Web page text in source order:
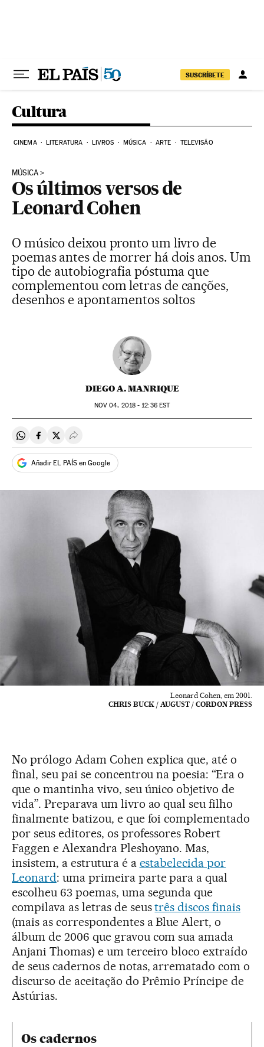
SUSCRÍBETE
Cultura
CINEMA LITERATURA LIVROS MÚSICA ARTE TELEVISÃO
MÚSICA
Os últimos versos de
Leonard Cohen
O músico deixou pronto um livro de
poemas antes de morrer há dois anos. Um
tipo de autobiografia póstuma que
complementou com letras de canções,
desenhos e apontamentos soltos
DIEGO A. MANRIQUE
NOV 04, 2018 - 12:36EST
Compartir en Whatsapp
Compartir en Facebook
Compartir en Twitter
Desplegar Redes Sociales
Añadir EL PAÍS en Google
Leonard Cohen, em 2001.
CHRIS BUCK / AUGUST / CORDON PRESS
No prólogo Adam Cohen explica que, até o
final, seu pai se concentrou na poesia: “Era o
que o mantinha vivo, seu único objetivo de
vida”. Preparava um livro ao qual seu filho
finalmente batizou, e que foi complementado
por seus editores, os professores Robert
Faggen e Alexandra Pleshoyano. Mas,
insistem, a estrutura é a estabelecida por
Leonard: uma primeira parte para a qual
escolheu 63 poemas, uma segunda que
compilava as letras de seustrês discos finais
(mais as correspondentes a Blue Alert, o
álbum de 2006 que gravou com sua amada
Anjani Thomas) e um terceiro bloco extraído
de seus cadernos de notas, arrematado com o
discurso de aceitação do Prêmio Príncipe de
Astúrias.
Os cadernos